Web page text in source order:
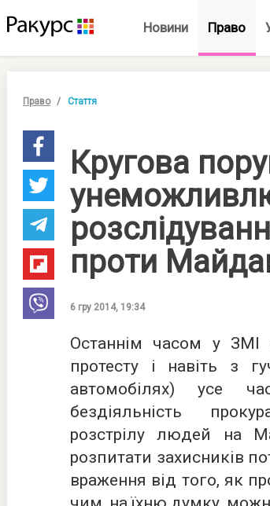
Новини Право
Право Стаття
Кругова
проти
6 гру 2014, 19:34
Останнім часом у ЗМІ
протесту і навіть з
автомобілях) усе
бездіяльність
розстрілу людей на
розпитати захисників
враження від того, як